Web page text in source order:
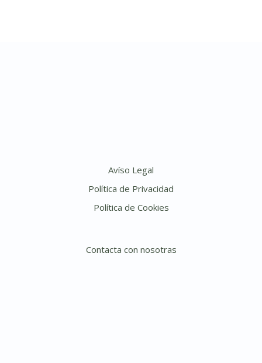
Avíso Legal
Política de Privacidad
Política de Cookies
Contacta con nosotras